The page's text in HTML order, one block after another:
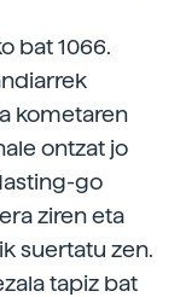
bat 1066.
kometaren
ontzat jo
go
ziren eta
suertatu zen.
tapiz bat